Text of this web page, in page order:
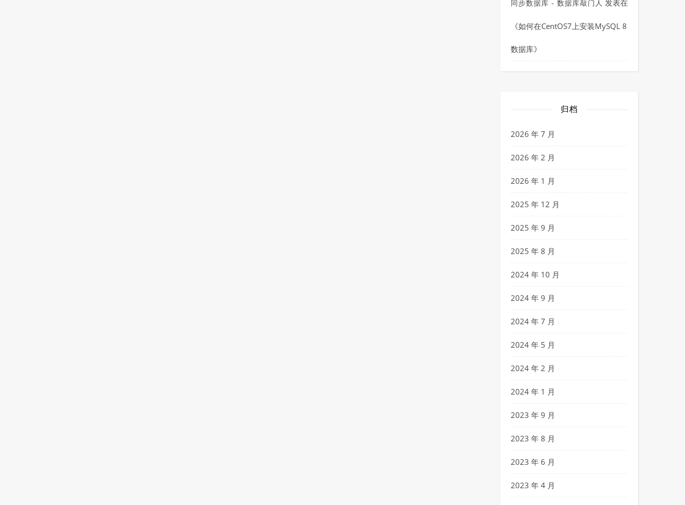
同步数据库 - 数据库敲门人 发表在
《如何在CentOS7上安装MySQL 8
数据库》
归档
2026 年 7 月
2026 年 2 月
2026 年 1 月
2025 年 12 月
2025 年 9 月
2025 年 8 月
2024 年 10 月
2024 年 9 月
2024 年 7 月
2024 年 5 月
2024 年 2 月
2024 年 1 月
2023 年 9 月
2023 年 8 月
2023 年 6 月
2023 年 4 月